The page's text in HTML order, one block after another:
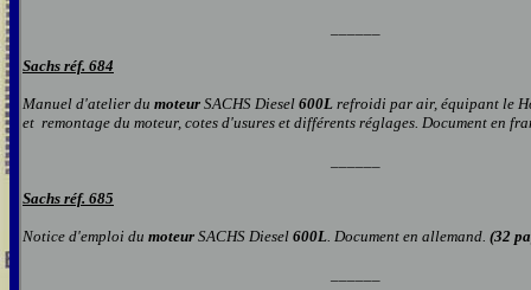
Sachs réf. 684
Manuel d'atelier du moteur SACHS Diesel 600L refroidi par air, équipant le
et remontage du moteur, cotes d'usures et différents réglages. Document en
Sachs réf. 685
Notice d'emploi du moteur SACHS Diesel 600L. Document en allemand. (32